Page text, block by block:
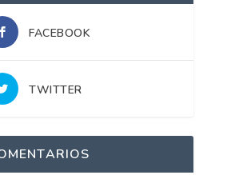
FACEBOOK
TWITTER